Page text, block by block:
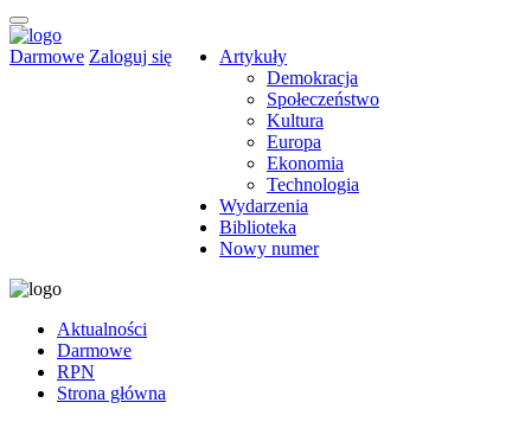
Darmowe Zaloguj się
Artykuły
Demokracja
Społeczeństwo
Kultura
Europa
Ekonomia
Technologia
Wydarzenia
Biblioteka
Nowy numer
Aktualności
Darmowe
RPN
Strona główna